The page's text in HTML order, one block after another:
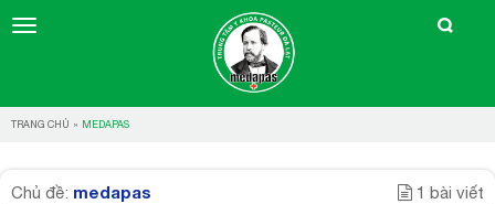
TRANG CHỦ » MEDAPAS
Chủ đề: medapas 1 bài viết